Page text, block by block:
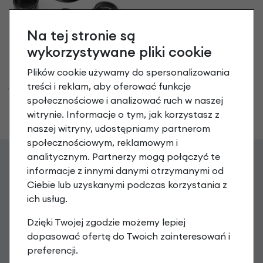
Stery kierownicy Neco
H233 1,5"
39,90 zł
Zgarnij 20 zł na pierwsze
Zapisz się do newslettera, aby otrzymać Kod na zakup
powyżej 199 PLN oraz informacje o nowościach i promocjach
Na tej stronie są
wykorzystywane pliki cookie
Plików cookie używamy do spersonalizowania
treści i reklam, aby oferować funkcje
społecznościowe i analizować ruch w naszej
witrynie. Informacje o tym, jak korzystasz z
naszej witryny, udostępniamy partnerom
społecznościowym, reklamowym i
analitycznym. Partnerzy mogą połączyć te
informacje z innymi danymi otrzymanymi od
Ciebie lub uzyskanymi podczas korzystania z
ich usług.
Dzięki Twojej zgodzie możemy lepiej
dopasować ofertę do Twoich zainteresowań i
preferencji.